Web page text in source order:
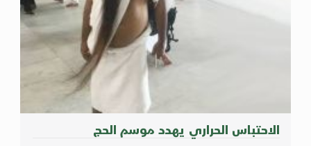
الاحتباس الحراري يهدد موسم الحج